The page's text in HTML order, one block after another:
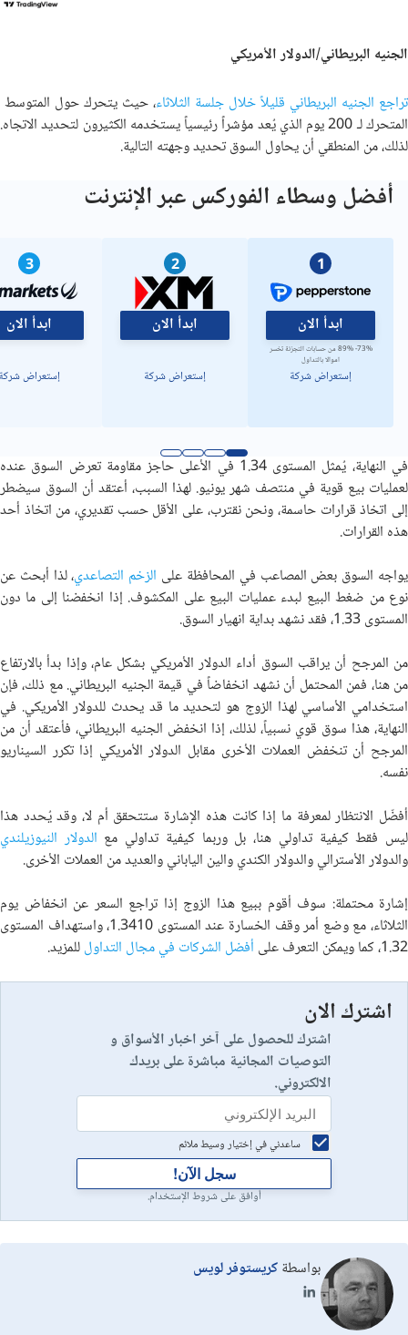
الجنيه البريطاني/الدولار الأمريكي
تراجع الجنيه البريطاني قليلاً خلال جلسة الثلاثاء، حيث يتحرك حول المتوسط ​​
المتحرك لـ 200 يوم الذي يُعد مؤشراً رئيسياً يستخدمه الكثيرون لتحديد الاتجاه.
لذلك، من المنطقي أن يحاول السوق تحديد وجهته التالية.
أفضل وسطاء الفوركس عبر الإنترنت
1
ابدأ الان
73%- 89% من حسابات التجزئة تخسر
اموالا بالتداول
إستعراض شركة
2
ابدأ الان
إستعراض شركة
3
ابدأ الان
إستعراض
في النهاية، يُمثل المستوى 1.34 في الأعلى حاجز مقاومة تعرض السوق عنده
لعمليات بيع قوية في منتصف شهر يونيو. لهذا السبب، أعتقد أن السوق سيضطر
إلى اتخاذ قرارات حاسمة، ونحن نقترب، على الأقل حسب تقديري، من اتخاذ أحد
هذه القرارات.
يواجه السوق بعض المصاعب في المحافظة على الزخم التصاعدي، لذا أبحث عن
نوع من ضغط البيع لبدء عمليات البيع على المكشوف. إذا انخفضنا إلى ما دون
المستوى 1.33، فقد نشهد بداية انهيار السوق.
من المرجح أن يراقب السوق أداء الدولار الأمريكي بشكل عام، وإذا بدأ بالارتفاع
من هنا، فمن المحتمل أن نشهد انخفاضاً في قيمة الجنيه البريطاني. مع ذلك، فإن
استخدامي الأساسي لهذا الزوج هو لتحديد ما قد يحدث للدولار الأمريكي. في
النهاية، هذا سوق قوي نسبياً، لذلك، إذا انخفض الجنيه البريطاني، فأعتقد أن من
المرجح أن تنخفض العملات الأخرى مقابل الدولار الأمريكي إذا تكرر السيناريو
نفسه.
أفضّل الانتظار لمعرفة ما إذا كانت هذه الإشارة ستتحقق أم لا، وقد يُحدد هذا
ليس فقط كيفية تداولي هنا، بل وربما كيفية تداولي مع الدولار النيوزيلندي
والدولار الأسترالي والدولار الكندي والين الياباني والعديد من العملات الأخرى.
إشارة محتملة: سوف أقوم ببيع هذا الزوج إذا تراجع السعر عن انخفاض يوم
الثلاثاء، مع وضع أمر وقف الخسارة عند المستوى 1.3410، واستهداف المستوى
1.32، كما ويمكن التعرف على
أفضل الشركات في مجال التداولللمزيد.
اشترك الان
اشترك للحصول على آخر اخبار الأسواق و
التوصيات المجانية مباشرة على بريدك
الالكتروني.
ساعدني في إختيار وسيط ملائم
سجل الآن!
أوافق على شروط الإستخدام.
بواسطةكريستوفر لويس